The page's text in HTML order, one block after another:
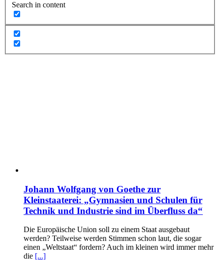
Search in content
Johann Wolfgang von Goethe zur
Kleinstaaterei: „Gymnasien und Schulen für
Technik und Industrie sind im Überfluss da“
Die Europäische Union soll zu einem Staat ausgebaut
werden? Teilweise werden Stimmen schon laut, die sogar
einen „Weltstaat“ fordern? Auch im kleinen wird immer mehr
die [...]